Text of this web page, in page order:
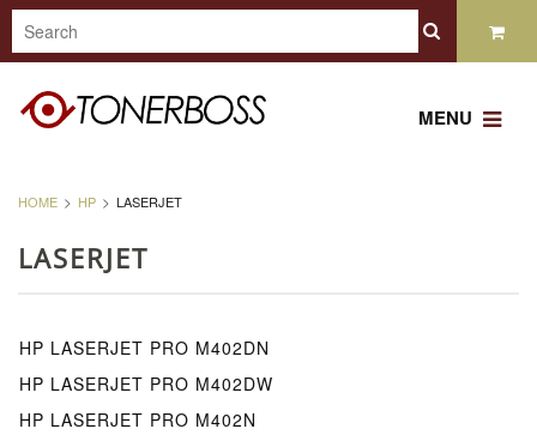
MENU
HOME HP LASERJET
LASERJET
HP LASERJET PRO M402DN
HP LASERJET PRO M402DW
HP LASERJET PRO M402N